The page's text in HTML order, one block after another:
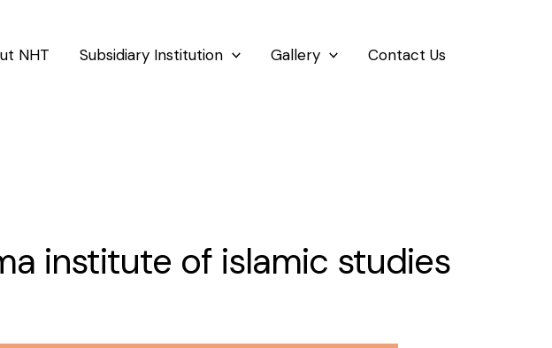
NHT Subsidiary Institution Gallery Contact Us
institute of islamic studies